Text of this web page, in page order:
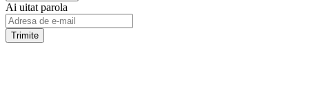
Ai uitat parola